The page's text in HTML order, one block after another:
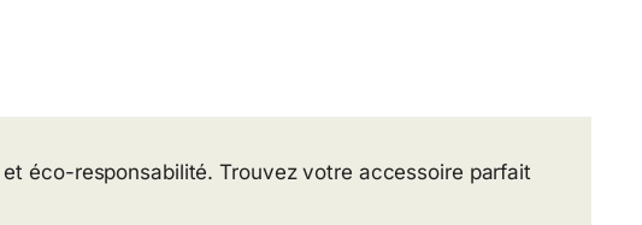
éco-responsabilité. Trouvez votre accessoire parfait